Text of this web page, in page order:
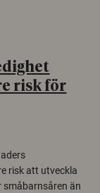
risk för
risk att utveckla
småbarnsåren än